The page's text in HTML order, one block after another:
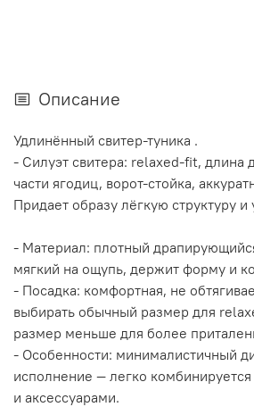
Описание
Удлинённый свитер‑туника .
- Силуэт свитера: relaxed‑fit,
части ягодиц, ворот‑стойка,
Придает образу лёгкую структуру и
- Материал: плотный
мягкий на ощупь, держит форму и
- Посадка: комфортная, не
выбирать обычный размер для
размер меньше для более
- Особенности: минималистичный
исполнение — легко
и аксессуарами.